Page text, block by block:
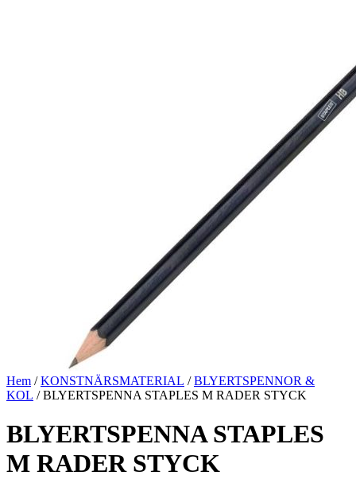
Hem /KONSTNÄRSMATERIAL /BLYERTSPENNOR &
KOL / BLYERTSPENNA STAPLES M RADER STYCK
BLYERTSPENNA STAPLES
M RADER STYCK